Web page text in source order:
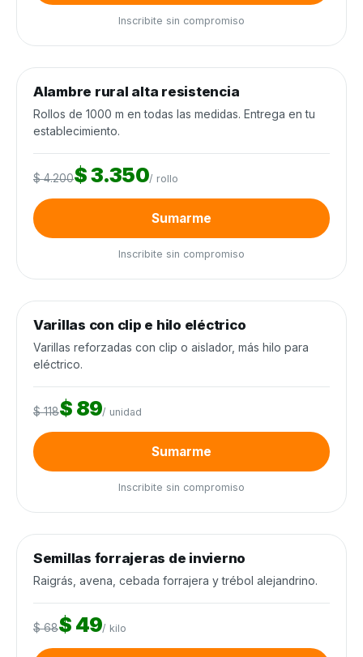
Inscribite sin compromiso
Alambrados y cercos
Alambre rural alta resistencia
Rollos de 1000 m en todas las medidas. Entrega en tu
establecimiento.
$ 4.200$ 3.350/ rollo
Sumarme
Inscribite sin compromiso
Alambrados y cercos
Varillas con clip e hilo eléctrico
Varillas reforzadas con clip o aislador, más hilo para
eléctrico.
$ 118$ 89/ unidad
Sumarme
Inscribite sin compromiso
Semillas y agroquímicos
Cierra en 6d
Semillas forrajeras de invierno
Raigrás, avena, cebada forrajera y trébol alejandrino.
$ 68$ 49/ kilo